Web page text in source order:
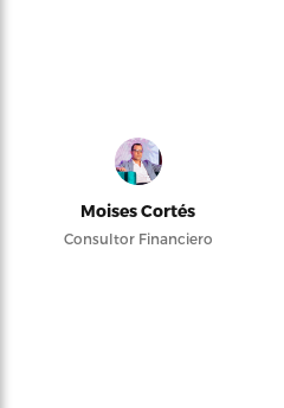
Moises Cortés
Consultor Financiero